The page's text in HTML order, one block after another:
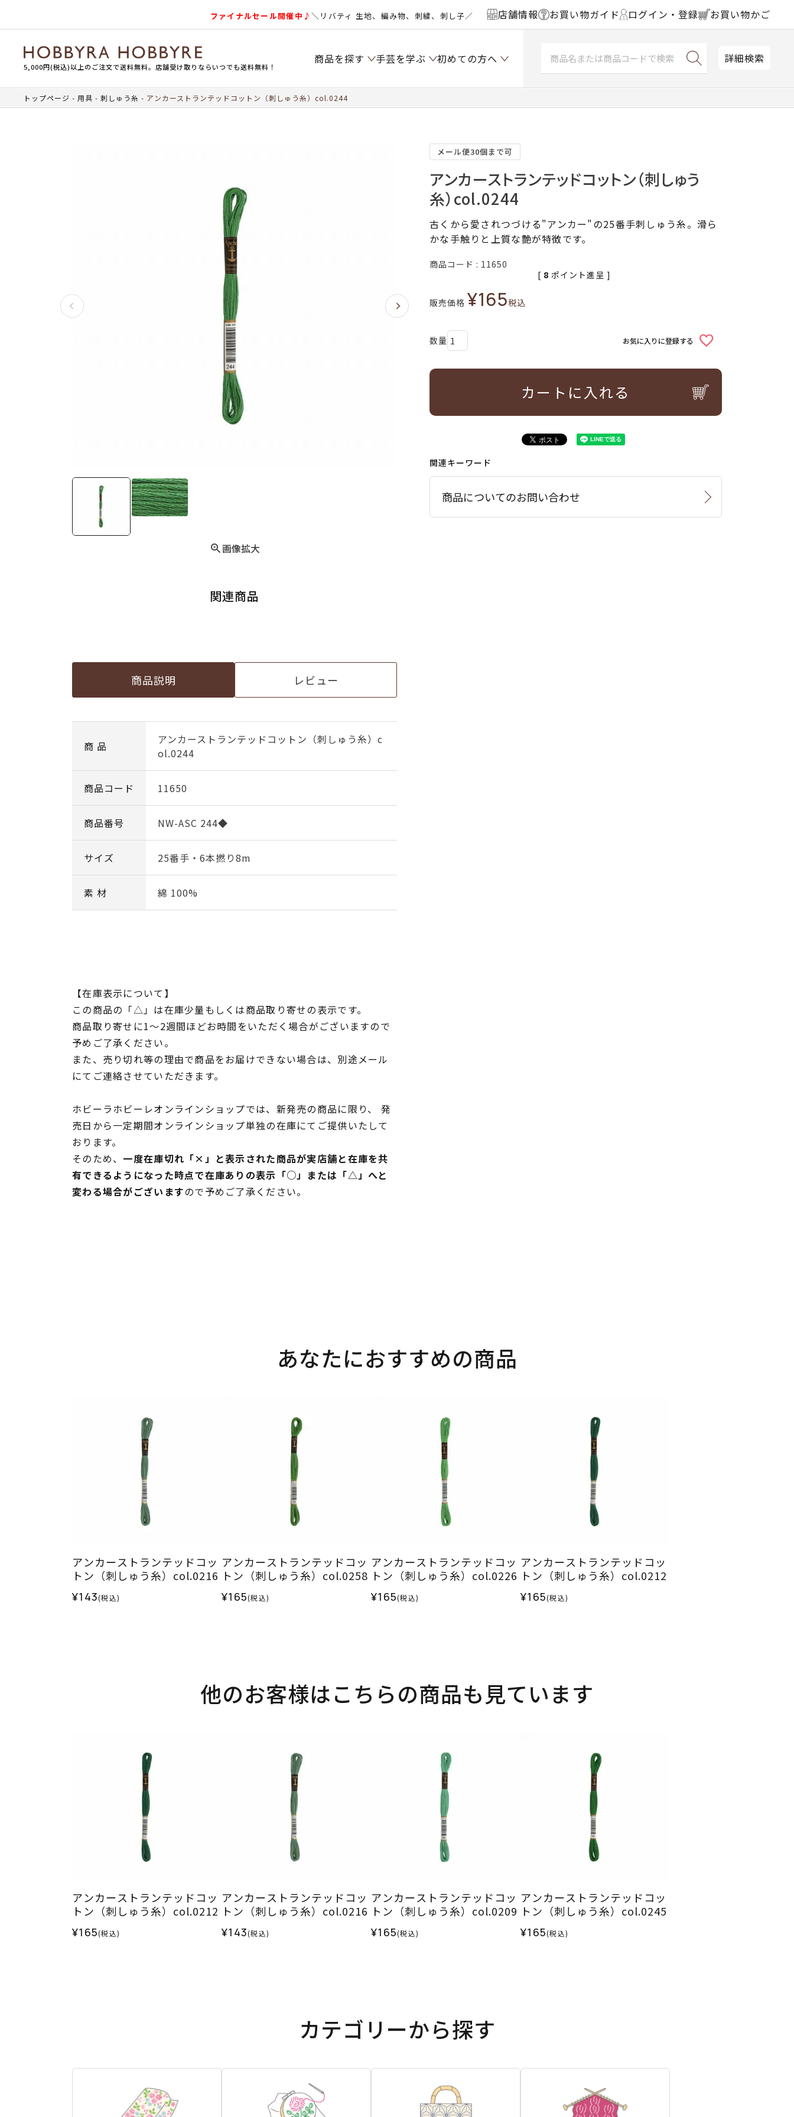
ファイナルセール開催中♪＼リバティ 生地、編み物、刺繍、刺し子／ 店舗情報 お買い物ガイド ログイン・登録 お買い物かご
5,000円(税込)以上のご注文で送料無料。店舗受け取りならいつでも送料無料！
商品を探す 手芸を学ぶ 初めての方へ 詳細検索
トップページ 用具 刺しゅう糸 アンカーストランテッドコットン（刺しゅう糸）col.0244
画像拡大
関連商品
商品説明 レビュー
商 品
アンカーストランテッドコットン（刺しゅう糸）c
ol.0244
商品コード 11650
商品番号 NW-ASC 244◆
サイズ 25番手・6本撚り8m
素 材 綿 100%
【在庫表示について】
この商品の「△」は在庫少量もしくは商品取り寄せの表示です。
商品取り寄せに1～2週間ほどお時間をいただく場合がございますので
予めご了承ください。
また、売り切れ等の理由で商品をお届けできない場合は、別途メール
にてご連絡させていただきます。
ホビーラホビーレオンラインショップでは、新発売の商品に限り、 発
売日から一定期間オンラインショップ単独の在庫にてご提供いたして
おります。
そのため、 一度在庫切れ「×」と表示された商品が実店舗と在庫を共
有できるようになった時点で在庫ありの表示「○」または「△」へと
変わる場合がございますので予めご了承ください。
メール便30個まで可
アンカーストランテッドコットン（刺しゅう
糸）col.0244
古くから愛されつづける"アンカー"の25番手刺しゅう糸。滑ら
かな手触りと上質な艶が特徴です。
商品コード 11650
販売価格 ¥165税込
[ 8 ポイント進呈 ]
お気に入りに登録する
カートに入れる
関連キーワード
商品についてのお問い合わせ
あなたにおすすめの商品
アンカーストランテッドコッ
トン（刺しゅう糸）col.0216
¥143(税込)
アンカーストランテッドコッ
トン（刺しゅう糸）col.0258
¥165(税込)
アンカーストランテッドコッ
トン（刺しゅう糸）col.0226
¥165(税込)
アンカーストランテッドコッ
トン（刺しゅう糸）col.0212
¥165(税込)
他のお客様はこちらの商品も見ています
アンカーストランテッドコッ
トン（刺しゅう糸）col.0212
¥165(税込)
アンカーストランテッドコッ
トン（刺しゅう糸）col.0216
¥143(税込)
アンカーストランテッドコッ
トン（刺しゅう糸）col.0209
¥165(税込)
アンカーストランテッドコッ
トン（刺しゅう糸）col.0245
¥165(税込)
カテゴリーから探す